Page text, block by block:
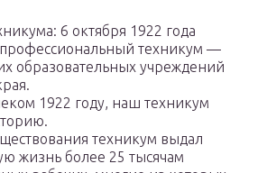
6 октября 1922 года
техникум —
образовательных учреждений
1922 году, наш техникум
техникум выдал
жизнь более 25 тысячам